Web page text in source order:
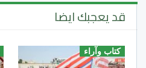
قد يعجبك ايضا
كتاب وآراء